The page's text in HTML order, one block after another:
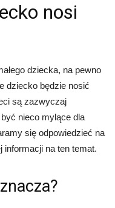
nosi
dziecka, na pewno
dziecko będzie nosić
są zazwyczaj
nieco mylące dla
się odpowiedzieć na
informacji na ten temat.